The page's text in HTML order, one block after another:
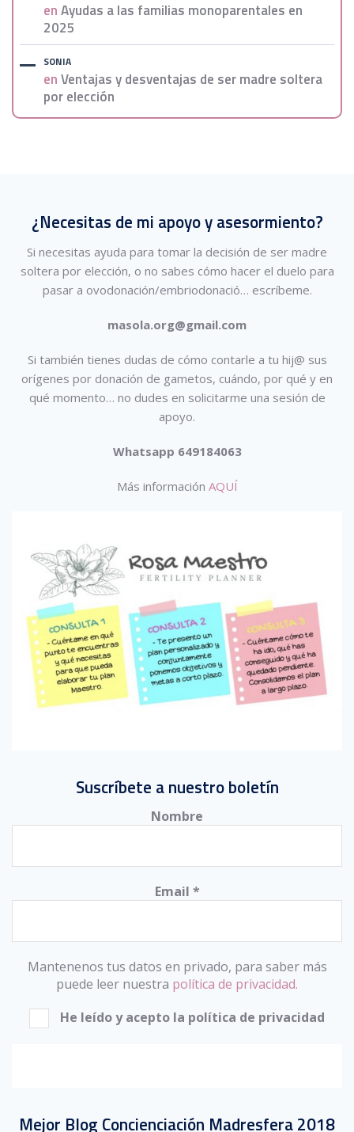
enAyudas a las familias monoparentales en
2025
SONIA
enVentajas y desventajas de ser madre soltera
por elección
¿Necesitas de mi apoyo y asesormiento?
Si necesitas ayuda para tomar la decisión de ser madre
soltera por elección, o no sabes cómo hacer el duelo para
pasar a ovodonación/embriodonació… escríbeme.
masola.org@gmail.com
Si también tienes dudas de cómo contarle a tu hij@ sus
orígenes por donación de gametos, cuándo, por qué y en
qué momento… no dudes en solicitarme una sesión de
apoyo.
Whatsapp 649184063
Más información AQUÍ
Suscríbete a nuestro boletín
Nombre
Email *
Mantenenos tus datos en privado, para saber más
puede leer nuestra política de privacidad.
He leído y acepto la política de privacidad
Mejor Blog Concienciación Madresfera 2018